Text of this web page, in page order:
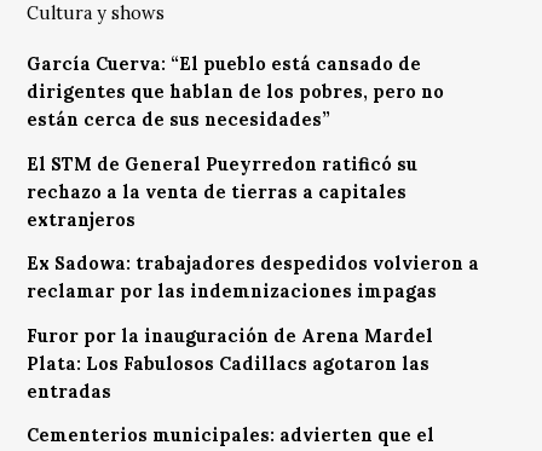
Cultura y shows
García Cuerva: “El pueblo está cansado de
dirigentes que hablan de los pobres, pero no
están cerca de sus necesidades”
El STM de General Pueyrredon ratificó su
rechazo a la venta de tierras a capitales
extranjeros
Ex Sadowa: trabajadores despedidos volvieron a
reclamar por las indemnizaciones impagas
Furor por la inauguración de Arena Mardel
Plata: Los Fabulosos Cadillacs agotaron las
entradas
Cementerios municipales: advierten que el